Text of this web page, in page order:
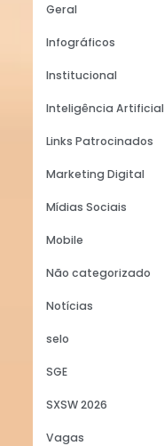
Geral
Infográficos
Institucional
Inteligência Artificial
Links Patrocinados
Marketing Digital
Mídias Sociais
Mobile
Não categorizado
Notícias
selo
SGE
SXSW 2026
Vagas